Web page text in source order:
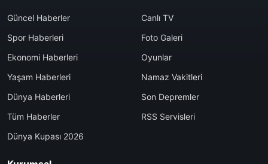
Güncel Haberler
Spor Haberleri
Ekonomi Haberleri
Yaşam Haberleri
Dünya Haberleri
Tüm Haberler
Dünya Kupası 2026
Canlı TV
Foto Galeri
Oyunlar
Namaz Vakitleri
Son Depremler
RSS Servisleri